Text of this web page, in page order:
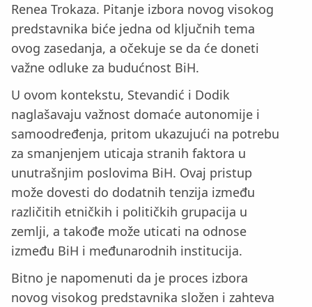
Renea Trokaza. Pitanje izbora novog visokog
predstavnika biće jedna od ključnih tema
ovog zasedanja, a očekuje se da će doneti
važne odluke za budućnost BiH.
U ovom kontekstu, Stevandić i Dodik
naglašavaju važnost domaće autonomije i
samoodređenja, pritom ukazujući na potrebu
za smanjenjem uticaja stranih faktora u
unutrašnjim poslovima BiH. Ovaj pristup
može dovesti do dodatnih tenzija između
različitih etničkih i političkih grupacija u
zemlji, a takođe može uticati na odnose
između BiH i međunarodnih institucija.
Bitno je napomenuti da je proces izbora
novog visokog predstavnika složen i zahteva